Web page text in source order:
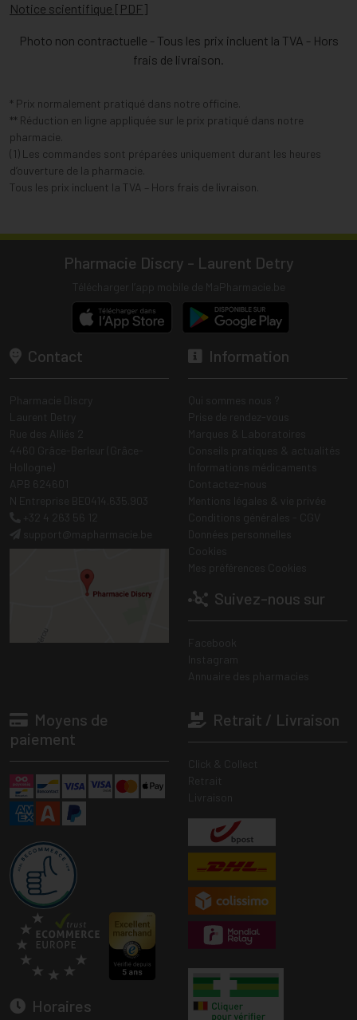
Notice scientifique [PDF]
Photo non contractuelle - Tous les prix incluent la TVA - Hors
frais de livraison.
* Prix normalement pratiqué dans notre officine.
** Réduction en ligne appliquée sur le prix pratiqué dans notre
pharmacie.
(1) Les commandes sont préparées uniquement durant les heures
d’ouverture de la pharmacie.
Tous les prix incluent la TVA – Hors frais de livraison.
Pharmacie Discry - Laurent Detry
Contact Information
Suivez-nous sur
Moyens de
paiement
Horaires
Retrait / Livraison